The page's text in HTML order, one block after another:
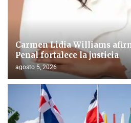
Carmen Lidia Williams
Penal fortalece la justicia
agosto 5, 2026